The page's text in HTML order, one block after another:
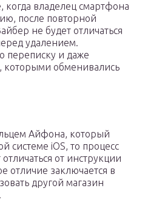
когда владелец смартфона
после повторной
не будет отличаться
удалением.
переписку и даже
обменивались
Айфона, который
системе iOS, то процесс
от инструкции
отличие заключается в
другой магазин